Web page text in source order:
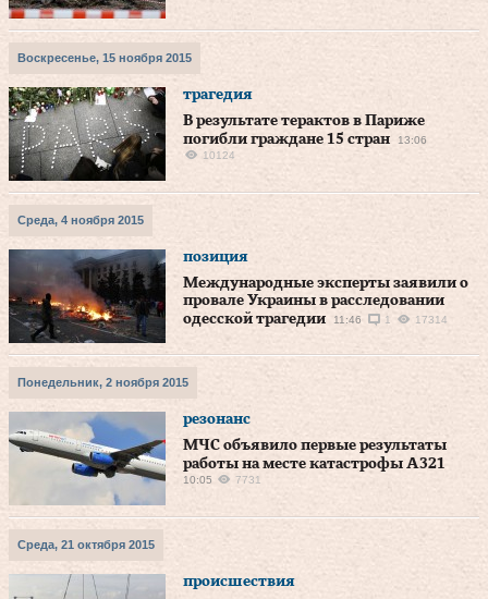
Воскресенье, 15 ноября 2015
трагедия
В результате терактов в Париже
погибли граждане 15 стран
13:06
10124
Среда, 4 ноября 2015
позиция
Международные эксперты заявили о
провале Украины в расследовании
одесской трагедии
11:46 1 17314
Понедельник, 2 ноября 2015
резонанс
МЧС объявило первые результаты
работы на месте катастрофы A321
10:05 7731
Среда, 21 октября 2015
происшествия